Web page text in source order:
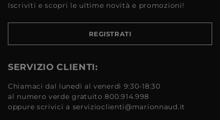
Iscriviti e scopri le ultime novità e promozioni!
REGISTRATI
SERVIZIO CLIENTI:
Chiamaci dal lunedì al venerdì 9:30-18:30
al numero verde gratuito 800.914.998
oppure scrivici a servizioclienti@marionnaud.it